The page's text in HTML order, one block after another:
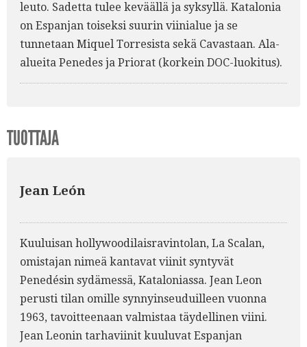
leuto. Sadetta tulee keväällä ja syksyllä. Katalonia
on Espanjan toiseksi suurin viinialue ja se
tunnetaan Miquel Torresista sekä Cavastaan. Ala-
alueita Penedes ja Priorat (korkein DOC-luokitus).
TUOTTAJA
Jean León
Kuuluisan hollywoodilaisravintolan, La Scalan,
omistajan nimeä kantavat viinit syntyvät
Penedésin sydämessä, Kataloniassa. Jean Leon
perusti tilan omille synnyinseuduilleen vuonna
1963, tavoitteenaan valmistaa täydellinen viini.
Jean Leonin tarhaviinit kuuluvat Espanjan